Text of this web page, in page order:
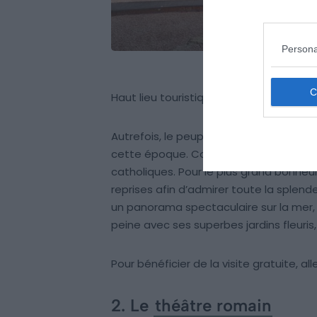
Haut lieu touristique, c’est l’un des
Autrefois, le peuple musulman
cette époque. Construit au XIe siècle, l’
catholiques. Pour le plus grand
reprises afin d’admirer toute la
un panorama spectaculaire sur la
peine avec ses superbes jardins
Pour bénéficier de la visite gratuite,
2. Le théâtre romain